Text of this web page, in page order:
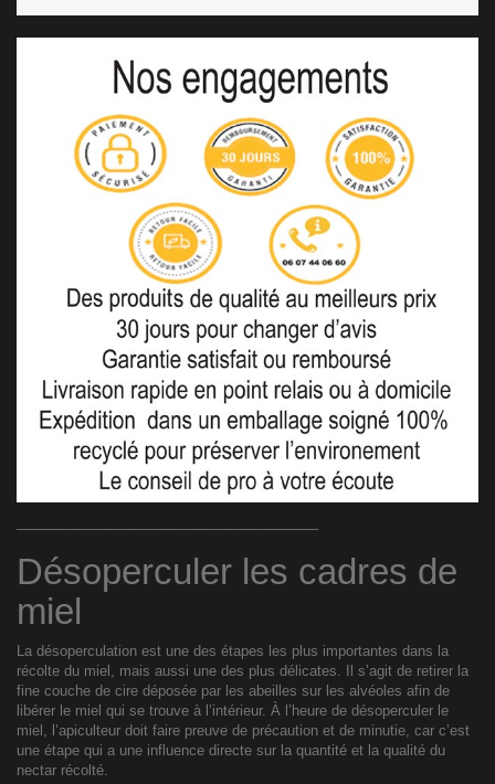
Désoperculer les cadres de
miel
La désoperculation est une des étapes les plus importantes dans la
récolte du miel, mais aussi une des plus délicates. Il s’agit de retirer la
fine couche de cire déposée par les abeilles sur les alvéoles afin de
libérer le miel qui se trouve à l’intérieur. À l’heure de désoperculer le
miel, l’apiculteur doit faire preuve de précaution et de minutie, car c’est
une étape qui a une influence directe sur la quantité et la qualité du
nectar récolté.